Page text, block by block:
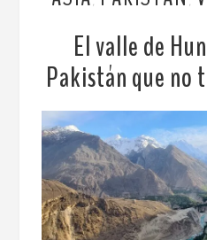
El valle de
Pakistán que no